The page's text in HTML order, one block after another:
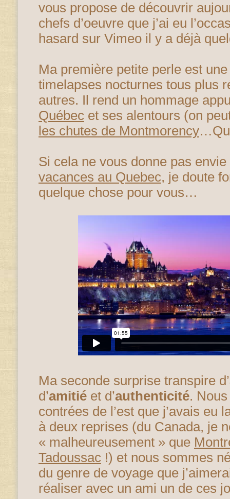
vous propose de découvrir
chefs d’oeuvre que j’ai eu
hasard sur Vimeo il y a déjà
Ma première petite perle est
timelapses nocturnes tous plus
autres. Il rend un hommage
Québec et ses alentours (on
les chutes de Montmorency
Si cela ne vous donne pas
vacances au Quebec, je doute
quelque chose pour vous…
Ma seconde surprise transpire d’
d’amitié et d’authenticité.
contrées de l’est que j’avais eu
à deux reprises (du Canada, je
« malheureusement » que
Tadoussac !) et nous sommes
du genre de voyage que
réaliser avec un ami un de ces